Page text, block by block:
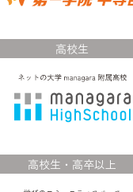
高校生
高校生・高卒以上